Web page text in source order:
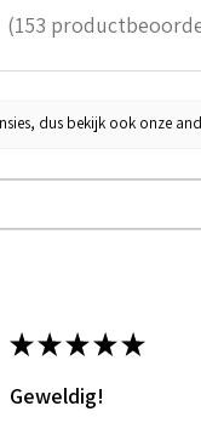
153
153
dus bekijk ook onze
★★★★★
Geweldig!